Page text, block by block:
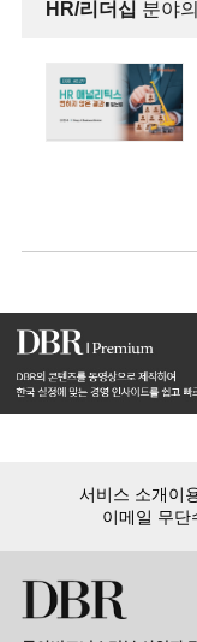
HR/리더십 분야
서비스 소개이
이메일 무단